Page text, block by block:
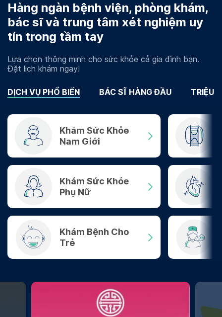
Hàng ngàn bệnh viện, phòng khám,
bác sĩ và trung tâm xét nghiệm uy
tín trong tầm tay
Lựa chọn thông minh cho sức khỏe cả gia đình bạn.
Đặt lịch khám ngay!
DỊCH VỤ PHỔ BIẾN BÁC SĨ HÀNG ĐẦU TRIỆU
Khám Sức Khỏe
Nam Giới
Khám Sức Khỏe
Phụ Nữ
Khám Bệnh Cho
Trẻ